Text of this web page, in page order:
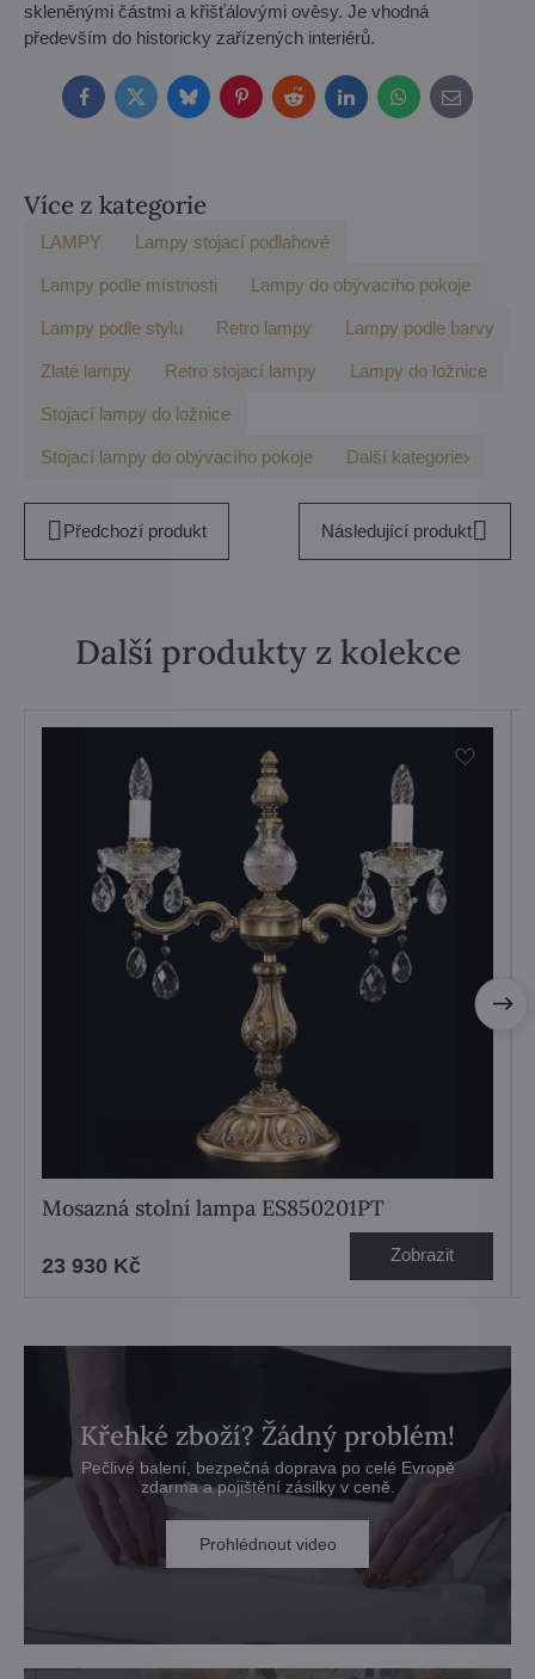
skleněnými částmi a křišťálovými ověsy. Je vhodná
především do historicky zařízených interiérů.
FacebookTwitterBlueskyPinterestRedditLinkedInWhatsApp
E-
mail
Více z kategorie
LAMPY Lampy stojací podlahové
Lampy podle místnosti Lampy do obývacího pokoje
Lampy podle stylu Retro lampy Lampy podle barvy
Zlaté lampy Retro stojací lampy Lampy do ložnice
Stojací lampy do ložnice
Stojací lampy do obývacího pokoje Další kategorie
Předchozí produkt Následující produkt
Další produkty z kolekce
Mosazná stolní lampa ES850201PT
23 930 Kč Zobrazit
Křehké zboží? Žádný problém!
Pečlivé balení, bezpečná doprava po celé Evropě
zdarma a pojištění zásilky v ceně.
Prohlédnout video